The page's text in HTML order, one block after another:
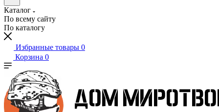
Каталог
По всему сайту
По каталогу
Избранные товары 0
Корзина 0